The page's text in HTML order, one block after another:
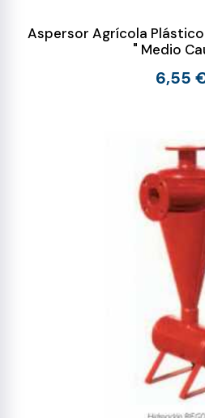
Aspersor Agrícola
" Medio
6,55